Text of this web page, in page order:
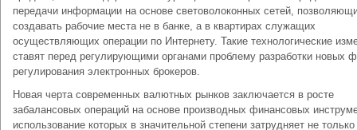
передачи информации на основе световолоконных сетей,
создавать рабочие места не в банке, а в квартирах служащих
осуществляющих операции по Интернету. Такие технологические
ставят перед регулирующими органами проблему разработки новых
регулирования электронных брокеров.
Новая черта современных валютных рынков заключается в росте
забалансовых операций на основе производных финансовых
использование которых в значительной степени затрудняет не только